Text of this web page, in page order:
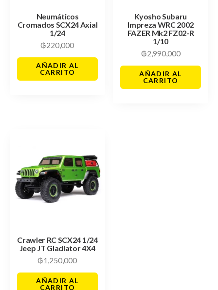
Neumáticos
Cromados SCX24 Axial
1/24
₲220,000
AÑADIR AL
CARRITO
Kyosho Subaru
Impreza WRC 2002
FAZER Mk2 FZ02-R
1/10
₲2,990,000
AÑADIR AL
CARRITO
Crawler RC SCX24 1/24
Jeep JT Gladiator 4X4
₲1,250,000
AÑADIR AL
CARRITO